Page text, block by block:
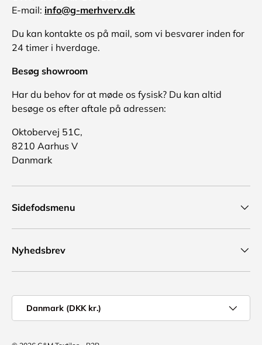
E-mail: info@g-merhverv.dk
Du kan kontakte os på mail, som vi besvarer inden for
24 timer i hverdage.
Besøg showroom
Har du behov for at møde os fysisk? Du kan altid
besøge os efter aftale på adressen:
Oktobervej 51C,
8210 Aarhus V
Danmark
Sidefodsmenu
Nyhedsbrev
Danmark (DKK kr.)